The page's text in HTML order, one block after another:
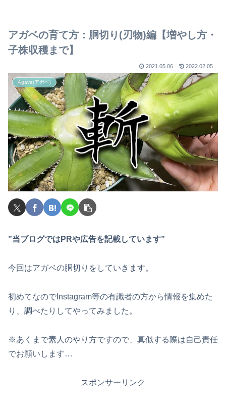
アガベの育て方：胴切り(刃物)編【増やし方・
子株収穫まで】
2021.05.06 2022.02.05
Agave(アガベ)
”当ブログではPRや広告を記載しています”
今回はアガベの胴切りをしていきます。
初めてなのでInstagram等の有識者の方から情報を集めた
り、調べたりしてやってみました。
※あくまで素人のやり方ですので、真似する際は自己責任
でお願いします…
スポンサーリンク